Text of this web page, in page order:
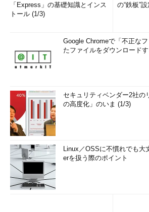
「Express」の基礎知識とインス
トール (1/3)
の“鉄板”
Google Chromeで「不正な
たファイルをダウンロード
セキュリティベンダー2社の
の高度化」のいま (1/3)
Linux／OSSに不慣れでも大
erを扱う際のポイント